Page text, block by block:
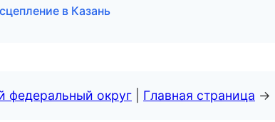
в Казань
федеральный округ Главная страница →